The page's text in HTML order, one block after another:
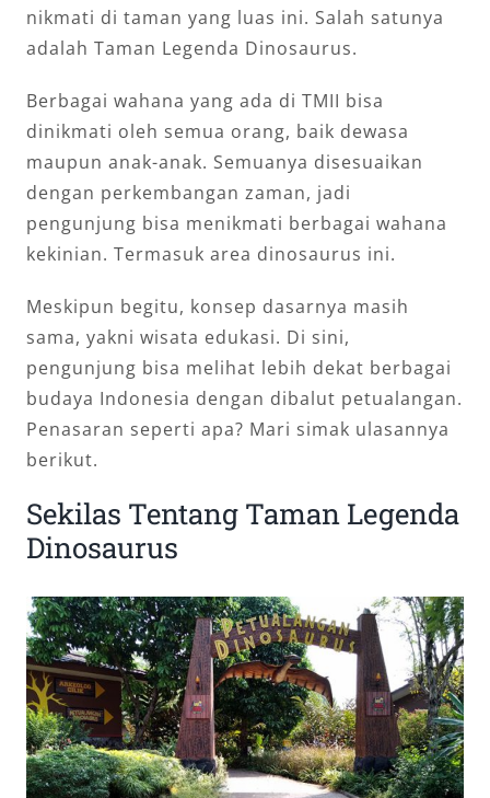
nikmati di taman yang luas ini. Salah satunya
adalah Taman Legenda Dinosaurus.
Berbagai wahana yang ada di TMII bisa
dinikmati oleh semua orang, baik dewasa
maupun anak-anak. Semuanya disesuaikan
dengan perkembangan zaman, jadi
pengunjung bisa menikmati berbagai wahana
kekinian. Termasuk area dinosaurus ini.
Meskipun begitu, konsep dasarnya masih
sama, yakni wisata edukasi. Di sini,
pengunjung bisa melihat lebih dekat berbagai
budaya Indonesia dengan dibalut petualangan.
Penasaran seperti apa? Mari simak ulasannya
berikut.
Sekilas Tentang Taman Legenda
Dinosaurus